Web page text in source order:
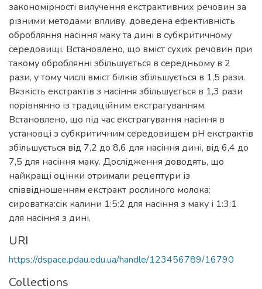
закономірності вилучення екстрактивних речовин за
різними методами впливу. доведена ефективність
обробляння насіння маку та дині в субкритичному
середовищі. Встановлено, що вміст сухих речовин при
такому оброблянні збільшується в середньому в 2
рази, у тому числі вміст білків збільшується в 1,5 рази.
Вязкість екстрактів з насіння збільшується в 1,3 рази
порівнянно із традиційним екстрагуванням.
Встановлено, що під час екстрагування насіння в
установці з субкритичним середовищем рН екстрактів
збільшується від 7,2 до 8,6 для насіння дині, від 6,4 до
7,5 для насіння маку. Дослідження доводять, що
найкращі оцінки отримали рецептури із
співвідношенням екстракт рослиного молока:
сироватка:сік калини 1:5:2 для насіння з маку і 1:3:1
для насіння з дині.
URI
https://dspace.pdau.edu.ua/handle/123456789/16790
Collections